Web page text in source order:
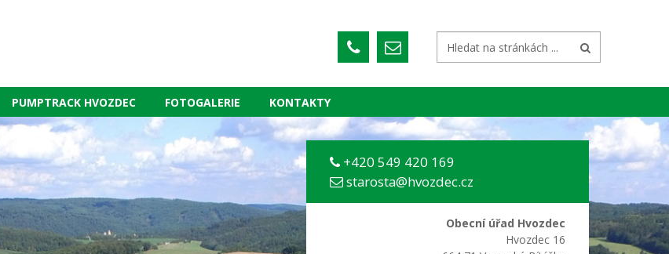
PUMPTRACK HVOZDEC FOTOGALERIE KONTAKTY
+420 549 420 169
starosta@hvozdec.cz
Obecní úřad Hvozdec
Hvozdec 16